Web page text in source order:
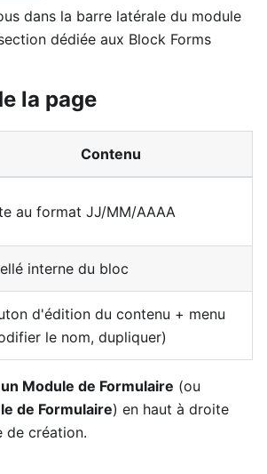
dans la barre latérale du module
dédiée aux Block Forms
la page
Contenu
au format JJ/MM/AAAA
interne du bloc
d'édition du contenu + menu
le nom, dupliquer)
Module de Formulaire (ou
de Formulaire) en haut à droite
de création.